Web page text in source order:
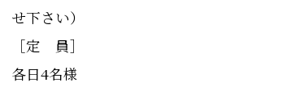
せ下さい）
［定 員］
各日4名様